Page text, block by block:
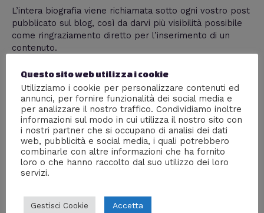
L’intera biografia viene richiamata sotto ogni vostro post
pubblicato sul blog, così da darvi più visibilità possibile
come ringraziamento diretto per l’inserimento di un
contenuto.
>lo trova interessante—>per affinità di interesse viene
a trovarvi sul vostro blog personale.
Ad esempio la mia scheda utente èquesta.
MESSAGGI PRIVATI
Ho installato una piattaforma che permette di
commento (sotto il vostro avatar), c’è il link con scritto
“Messaggio privato”.
Questo sito web utilizza i cookie
Utilizziamo i cookie per personalizzare contenuti ed
annunci, per fornire funzionalità dei social media e
per analizzare il nostro traffico. Condividiamo inoltre
informazioni sul modo in cui utilizza il nostro sito con
i nostri partner che si occupano di analisi dei dati
web, pubblicità e social media, i quali potrebbero
combinarle con altre informazioni che ha fornito
loro o che hanno raccolto dal suo utilizzo dei loro
servizi.
Gestisci Cookie Accetta